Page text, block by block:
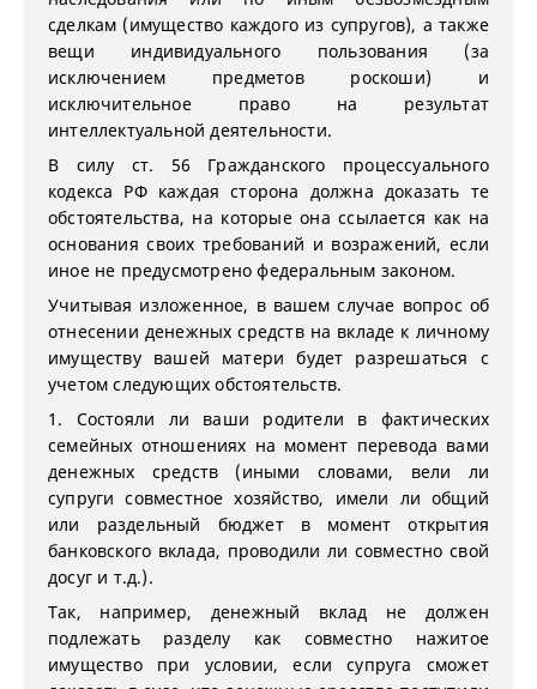
сделкам (имущество каждого из супругов), а также
вещи индивидуального пользования (за
исключением предметов роскоши) и
исключительное право на результат
интеллектуальной деятельности.
В силу ст. 56 Гражданского процессуального
кодекса РФ каждая сторона должна доказать те
обстоятельства, на которые она ссылается как на
основания своих требований и возражений, если
иное не предусмотрено федеральным законом.
Учитывая изложенное, в вашем случае вопрос об
отнесении денежных средств на вкладе к личному
имуществу вашей матери будет разрешаться с
учетом следующих обстоятельств.
1. Состояли ли ваши родители в фактических
семейных отношениях на момент перевода вами
денежных средств (иными словами, вели ли
супруги совместное хозяйство, имели ли общий
или раздельный бюджет в момент открытия
банковского вклада, проводили ли совместно свой
досуг и т.д.).
Так, например, денежный вклад не должен
подлежать разделу как совместно нажитое
имущество при условии, если супруга сможет